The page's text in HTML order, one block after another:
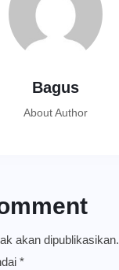
Bagus
About Author
akan dipublikasikan.
*